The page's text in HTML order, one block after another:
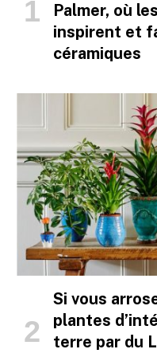
Palmer, où
inspirent et
céramiques
Si vous
plantes
terre par du